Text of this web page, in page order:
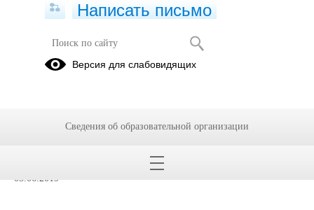
"ЗАБАВА" - кройка и шитье. Театр
моды
05.06.2019
Написать письмо
Версия для слабовидящих
Сведения об образовательной организации